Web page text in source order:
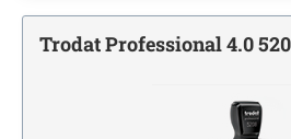
Tampons Office Printy avec texte
Monochrome
encreurs
Encres pour tampons et porte timbres
JE MARQUE MES P'TITES AFFAIRES
Trodat Professional 4.0